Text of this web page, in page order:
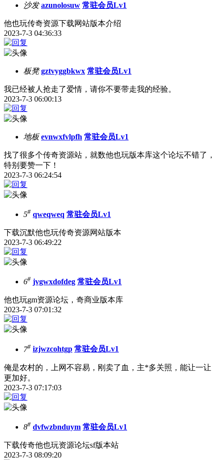
沙发 azunolosuw 常驻会员Lv1
他也玩传奇资源下载网站版本介绍
2023-7-3 04:36:33
板凳 gztvyggbkwx 常驻会员Lv1
我已经被人抢走了爱情，请你不要带走我的经验。
2023-7-3 06:00:13
地板 evnwxfvlpfh 常驻会员Lv1
找了很多个传奇资源站，就数他也玩版本库这个论坛不错了，
特别要赞一下！
2023-7-3 06:24:54
5# qweqweq 常驻会员Lv1
下载沉默他也玩传奇资源网站版本
2023-7-3 06:49:22
6# jvgwxdofdeg 常驻会员Lv1
他也玩gm资源论坛，奇商业版本库
2023-7-3 07:01:32
7# izjwzcohtgp 常驻会员Lv1
俺是农村的，上网不容易，刚卖了血，主*多关照，能让一让
更加好。
2023-7-3 07:17:03
8# dvfwzbnduym 常驻会员Lv1
下载传奇他也玩资源论坛sf版本站
2023-7-3 08:09:20